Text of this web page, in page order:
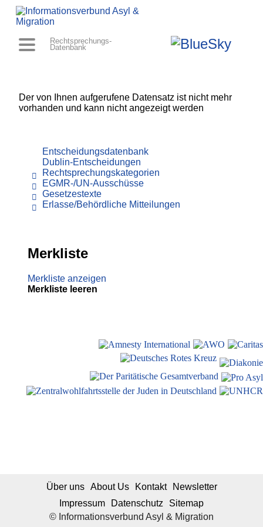
Rechtsprechungs-
Datenbank
Der von Ihnen aufgerufene Datensatz ist nicht mehr
vorhanden und kann nicht angezeigt werden
Entscheidungsdatenbank
Dublin-Entscheidungen
Rechtsprechungskategorien
EGMR-/UN-Ausschüsse
Gesetzestexte
Erlasse/Behördliche Mitteilungen
Merkliste
Merkliste anzeigen
Merkliste leeren
© Informationsverbund Asyl & Migration
Über uns About Us Kontakt
Newsletter
Impressum
Datenschutz Sitemap